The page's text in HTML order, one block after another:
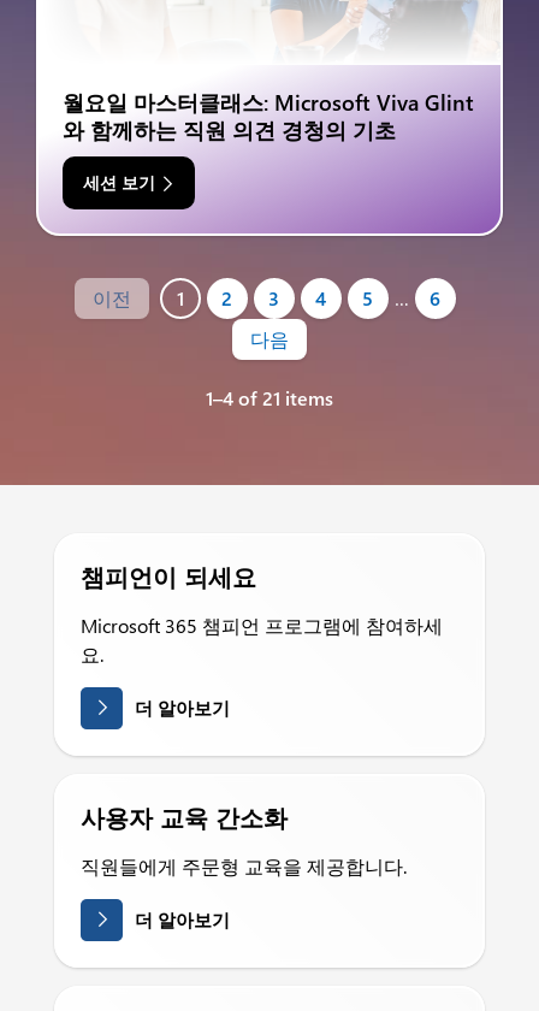
월요일 마스터클래스: Microsoft Viva Glint
와 함께하는 직원 의견 경청의 기초
세션 보기
이전 1 2 3 4 5 …
6
다음
1–4 of 21 items
챔피언이 되세요
Microsoft 365 챔피언 프로그램에 참여하세
요.
더 알아보기
사용자 교육 간소화
직원들에게 주문형 교육을 제공합니다.
더 알아보기